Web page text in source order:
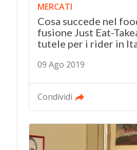
MERCATI
Cosa succede nel
fusione Just Eat-
tutele per i rider in
09 Ago 2019
Condividi